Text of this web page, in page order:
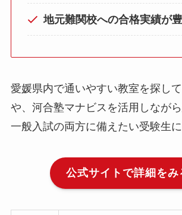
地元難関校への合格実績が
愛媛県内で通いやすい教室を探し
や、河合塾マナビスを活用しなが
一般入試の両方に備えたい受験生
公式サイトで詳細をみ